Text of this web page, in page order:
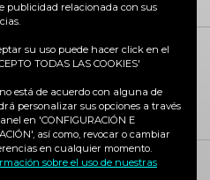
Fondos Europeos, cuyo objetivo
de las PYMES, y gracias al cual ha
con el objetivo de reforzar la
de las pymes durante el año 2025.
del Programa Pyme Digital de la
Real. #EuropaSeSiente
de cookies
Ciudad Real activa
publicidad relacionada con sus
su uso puede hacer click en el
TODAS LAS COOKIES'
está de acuerdo con alguna de
personalizar sus opciones a través
en 'CONFIGURACIÓN E
así como, revocar o cambiar
en cualquier momento.
sobre el uso de nuestras